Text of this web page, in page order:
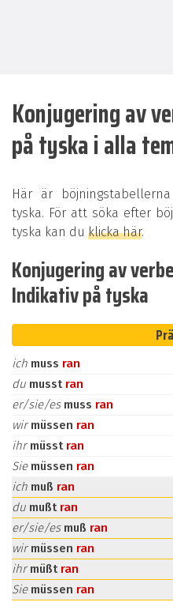
Konjugering av
på tyska i alla
Här är
tyska. För att söka efter
tyska kan du klicka här.
Konjugering av
Indikativ på tyska
ich muss ran
du musst ran
er/sie/es muss ran
wirmüssen ran
ihrmüsst ran
Sie müssen ran
ich muß ran
du mußt ran
er/sie/es muß ran
wirmüssen ran
ihrmüßt ran
Sie müssen ran